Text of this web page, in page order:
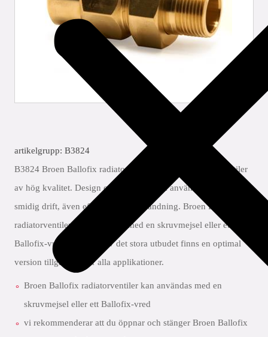
artikelgrupp: B3824
B3824 Broen Ballofix radiatorventiler är kompakta kulventiler
av hög kvalitet. Design och material som används garanterar
smidig drift, även efter flera års användning. Broen Ballofix
radiatorventiler kan användas med en skruvmejsel eller ett
Ballofix-vred. På grund av det stora utbudet finns en optimal
version tillgänglig för alla applikationer.
Broen Ballofix radiatorventiler kan användas med en
skruvmejsel eller ett Ballofix-vred
vi rekommenderar att du öppnar och stänger Broen Ballofix